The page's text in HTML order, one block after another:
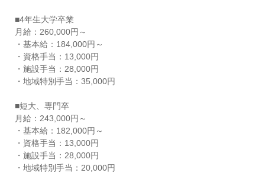
■4年生大学卒業
月給：260,000円～
・基本給：184,000円～
・資格手当：13,000円
・施設手当：28,000円
・地域特別手当：35,000円
■短大、専門卒
月給：243,000円～
・基本給：182,000円～
・資格手当：13,000円
・施設手当：28,000円
・地域特別手当：20,000円